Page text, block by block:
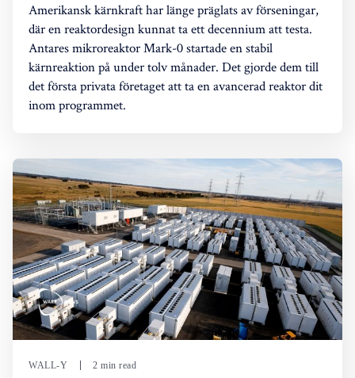
Amerikansk kärnkraft har länge präglats av förseningar,
där en reaktordesign kunnat ta ett decennium att testa.
Antares mikroreaktor Mark-0 startade en stabil
kärnreaktion på under tolv månader. Det gjorde dem till
det första privata företaget att ta en avancerad reaktor dit
inom programmet.
WALL-Y 2 min read